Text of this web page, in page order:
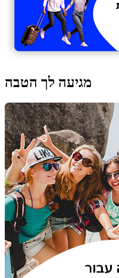
מגיעה לך הטבה